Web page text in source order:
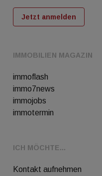
IMMOBILIEN MAGAZIN
immoflash
immo7news
immojobs
immotermin
ICH MÖCHTE...
Kontakt aufnehmen
Jetzt anmelden